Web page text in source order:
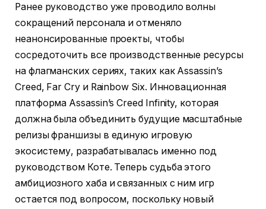
Ранее руководство уже проводило волны
сокращений персонала и отменяло
неанонсированные проекты, чтобы
сосредоточить все производственные ресурсы
на флагманских сериях, таких как Assassin’s
Creed, Far Cry и Rainbow Six. Инновационная
платформа Assassin’s Creed Infinity, которая
должна была объединить будущие масштабные
релизы франшизы в единую игровую
экосистему, разрабатывалась именно под
руководством Коте. Теперь судьба этого
амбициозного хаба и связанных с ним игр
остается под вопросом, поскольку новый